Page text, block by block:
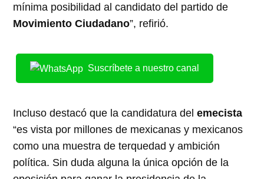
mínima posibilidad al candidato del partido de
Movimiento Ciudadano”, refirió.
Suscríbete a nuestro canal
Incluso destacó que la candidatura delemecista
“es vista por millones de mexicanas y mexicanos
como una muestra de terquedad y ambición
política. Sin duda alguna la única opción de la